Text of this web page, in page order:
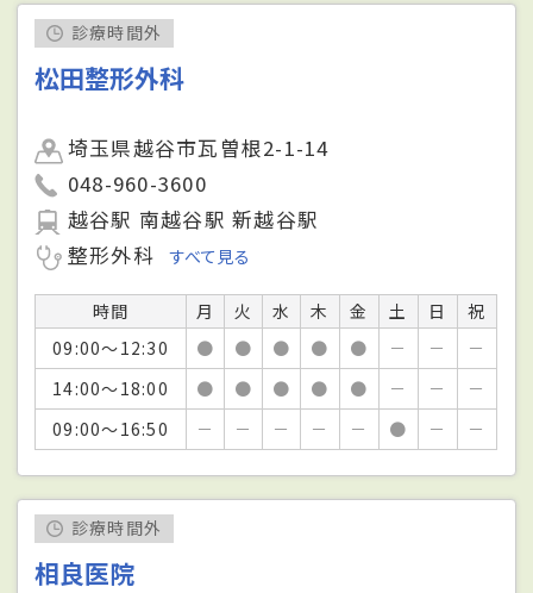
診療時間外
松田整形外科
埼玉県越谷市瓦曽根2-1-14
048-960-3600
越谷駅 南越谷駅 新越谷駅
整形外科
すべて見る
時間 月 火 水 木 金 土 日
祝
09:00～12:30
● ● ● ● ● － －
－
14:00～18:00
● ● ● ● ● － －
－
09:00～16:50
－ － － － － ● － －
診療時間外
相良医院